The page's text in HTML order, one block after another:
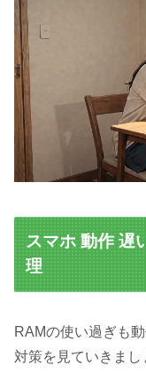
スマホ 動作 遅
理
RAMの使い過ぎも
対策を見ていきまし